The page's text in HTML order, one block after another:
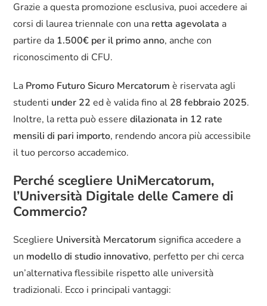
Grazie a questa promozione esclusiva, puoi accedere ai
corsi di laurea triennale con una retta agevolata a
partire da 1.500€ per il primo anno, anche con
riconoscimento di CFU.
La Promo Futuro Sicuro Mercatorum è riservata agli
studenti under 22 ed è valida fino al 28 febbraio 2025.
Inoltre, la retta può esseredilazionata in 12 rate
mensili di pari importo, rendendo ancora più accessibile
il tuo percorso accademico.
Perché scegliere UniMercatorum,
l’Università Digitale delle Camere di
Commercio?
Scegliere Università Mercatorum significa accedere a
un modello di studio innovativo, perfetto per chi cerca
un’alternativa flessibile rispetto alle università
tradizionali. Ecco i principali vantaggi: